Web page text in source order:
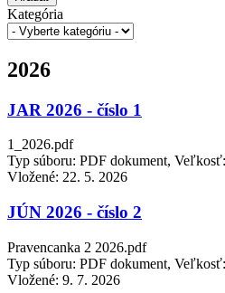
Kategória
2026
JAR 2026 - číslo 1
1_2026.pdf
Typ súboru: PDF dokument,
Vložené: 22. 5. 2026
JÚN 2026 - číslo 2
Pravencanka 2 2026.pdf
Typ súboru: PDF dokument,
Vložené: 9. 7. 2026